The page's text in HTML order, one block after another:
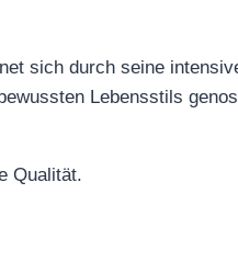
sich durch seine
Lebensstils
Qualität.